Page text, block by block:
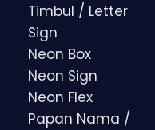
Timbul / Letter
Sign
Neon Box
Neon Sign
Neon Flex
Papan Nama /